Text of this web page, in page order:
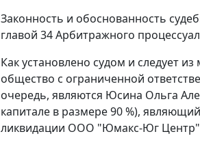
Законность и обоснованность
главой 34Арбитражного
Как установлено судом и следует
общество с ограниченной
очередь, являются Юсина Ольга
капитале в размере 90 %),
ликвидации ООО "Юмакс-Юг Центр"